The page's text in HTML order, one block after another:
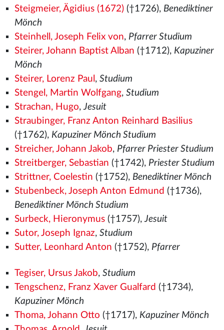
Steigmeier, Ägidius (1672)(†1726), Benediktiner
Mönch
Steinhell, Joseph Felix von, Pfarrer Studium
Steirer, Johann Baptist Alban (†1712), Kapuziner
Mönch
Steirer, Lorenz Paul , Studium
Stengel, Martin Wolfgang, Studium
Strachan, Hugo,Jesuit
Straubinger, Franz Anton Reinhard Basilius
(†1762), Kapuziner Mönch Studium
Streicher, Johann Jakob, Pfarrer Priester Studium
Streitberger, Sebastian (†1742), Priester Studium
Strittner, Coelestin (†1752), Benediktiner Mönch
Stubenbeck, Joseph Anton Edmund (†1736),
Benediktiner Mönch Studium
Surbeck, Hieronymus(†1757),Jesuit
Sutor, Joseph Ignaz, Studium
Sutter, Leonhard Anton (†1752), Pfarrer
Tegiser, Ursus Jakob, Studium
Tengschenz, Franz Xaver Gualfard (†1734),
Kapuziner Mönch
Thoma, Johann Otto (†1717), Kapuziner Mönch